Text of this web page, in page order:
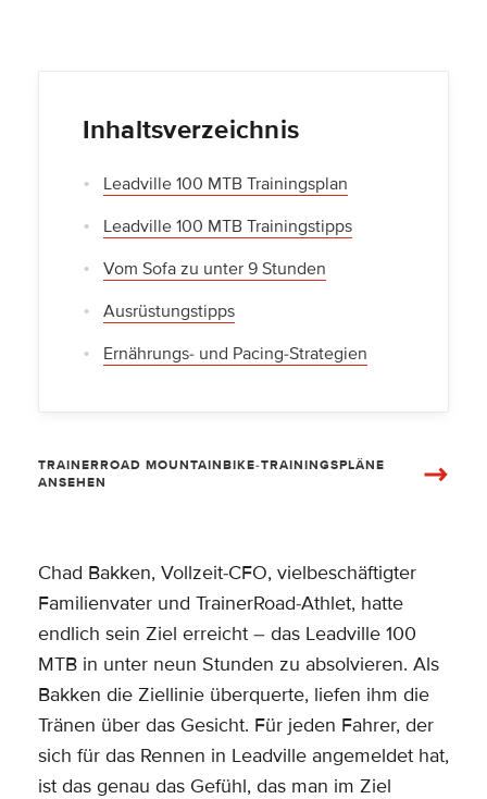
Inhaltsverzeichnis
Leadville 100 MTB Trainingsplan
Leadville 100 MTB Trainingstipps
Vom Sofa zu unter 9 Stunden
Ausrüstungstipps
Ernährungs- und Pacing-Strategien
TRAINERROAD MOUNTAINBIKE-TRAININGSPLÄNE
ANSEHEN
Chad Bakken, Vollzeit-CFO, vielbeschäftigter
Familienvater und TrainerRoad-Athlet, hatte
endlich sein Ziel erreicht – das Leadville 100
MTB in unter neun Stunden zu absolvieren. Als
Bakken die Ziellinie überquerte, liefen ihm die
Tränen über das Gesicht. Für jeden Fahrer, der
sich für das Rennen in Leadville angemeldet hat,
ist das genau das Gefühl, das man im Ziel